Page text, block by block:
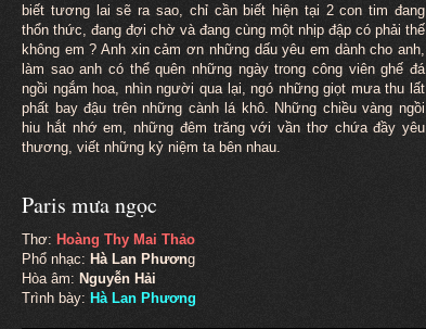
biết tương lai sẽ ra sao, chỉ cần biết hiện tại 2 con tim đang
thổn thức, đang đợi chờ và đang cùng một nhịp đập có phải thế
không em ? Anh xin cảm ơn những dấu yêu em dành cho anh,
làm sao anh có thể quên những ngày trong công viên ghế đá
ngồi ngắm hoa, nhìn người qua lại, ngó những giọt mưa thu lất
phất bay đậu trên những cành lá khô. Những chiều vàng ngồi
hiu hắt nhớ em, những đêm trăng với vần thơ chứa đầy yêu
thương, viết những kỷ niệm ta bên nhau.
Paris mưa ngọc
Thơ: Hoàng Thy Mai Thảo
Phổ nhạc: Hà Lan Phương
Hòa âm: Nguyễn Hải
Trình bày: Hà Lan Phương